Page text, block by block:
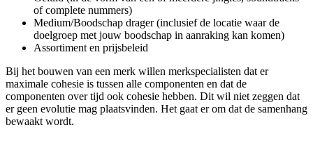
of complete nummers)
Medium/Boodschap drager (inclusief de locatie waar de
doelgroep met jouw boodschap in aanraking kan komen)
Assortiment en prijsbeleid
Bij het bouwen van een merk willen merkspecialisten dat er
maximale cohesie is tussen alle componenten en dat de
componenten over tijd ook cohesie hebben. Dit wil niet zeggen dat
er geen evolutie mag plaatsvinden. Het gaat er om dat de samenhang
bewaakt wordt.